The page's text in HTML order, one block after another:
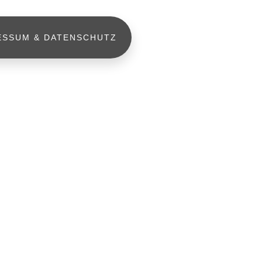
& DATENSCHUTZ